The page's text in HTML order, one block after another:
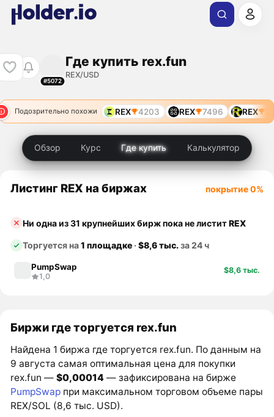
#5072
Где купить rex.fun
REX/USD
Подозрительно похожи
7771 REX 10897 REX 4203 REX 7496 REX
Обзор Курс Где купить Калькулятор
Листинг REX на биржах покрытие 0%
Ни одна из 31 крупнейших бирж пока не листитREX
Торгуется на1 площадке ·$8,6 тыс.за 24 ч
PumpSwap
1,0
$8,6 тыс.
Биржи где торгуется rex.fun
Найдена 1 биржа где торгуется rex.fun. По данным на
9 августа самая оптимальная цена для покупки
rex.fun —$0,00014 — зафиксирована на бирже
PumpSwap при максимальном торговом объеме пары
REX/SOL (8,6 тыс. USD).